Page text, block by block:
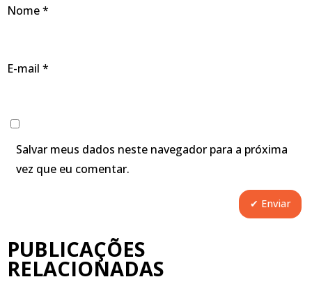
Nome*
E-mail *
Salvar meus dados neste navegador para a próxima
vez que eu comentar.
PUBLICAÇÕES
RELACIONADAS